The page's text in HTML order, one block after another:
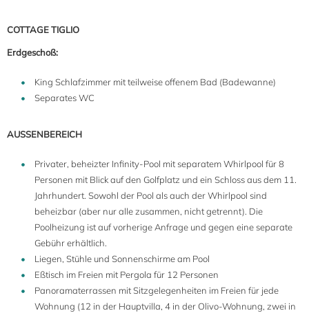
COTTAGE TIGLIO
Erdgeschoß:
King Schlafzimmer mit teilweise offenem Bad (Badewanne)
Separates WC
AUSSENBEREICH
Privater, beheizter Infinity-Pool mit separatem Whirlpool für 8
Personen mit Blick auf den Golfplatz und ein Schloss aus dem 11.
Jahrhundert. Sowohl der Pool als auch der Whirlpool sind
beheizbar (aber nur alle zusammen, nicht getrennt). Die
Poolheizung ist auf vorherige Anfrage und gegen eine separate
Gebühr erhältlich.
Liegen, Stühle und Sonnenschirme am Pool
Eßtisch im Freien mit Pergola für 12 Personen
Panoramaterrassen mit Sitzgelegenheiten im Freien für jede
Wohnung (12 in der Hauptvilla, 4 in der Olivo-Wohnung, zwei in